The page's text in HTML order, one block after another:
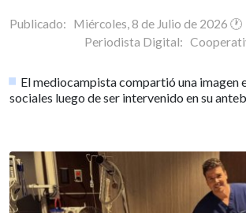
Publicado: Miércoles, 8 de Julio de 2026 🕐
Periodista Digital:
El mediocampista compartió una imagen
sociales luego de ser intervenido en su